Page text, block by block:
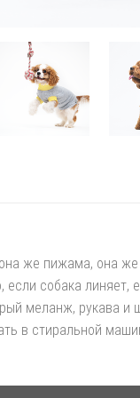
же пижама, она же
если собака линяет,
меланж, рукава и
в стиральной